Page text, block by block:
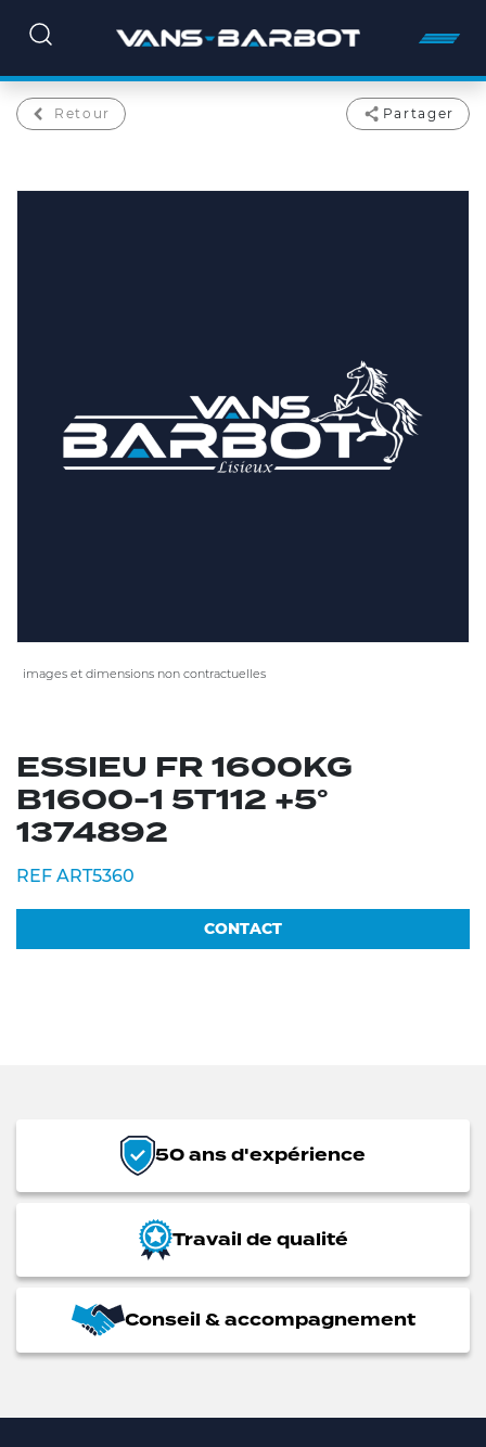
images et dimensions non contractuelles
ESSIEU FR 1600KG
B1600-1 5T112 +5°
1374892
REF ART5360
CONTACT
Retour Partager
50 ans d'expérience
Travail de qualité
Conseil & accompagnement